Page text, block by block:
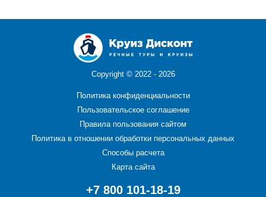
Copyright © 2022 - 2026
Политика конфиденциальности
Пользовательское соглашение
Правила пользования сайтом
Политика в отношении обработки персональных данных
Способы расчета
Карта сайта
+7 800 101-18-19